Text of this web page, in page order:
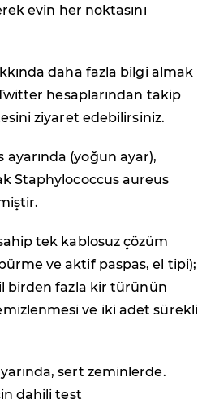
evin her noktasını
daha fazla bilgi almak
hesaplarından takip
ziyaret edebilirsiniz.
ayarında (yoğun ayar),
Staphylococcus aureus
tek kablosuz çözüm
ve aktif paspas, el tipi);
birden fazla kir türünün
ve iki adet sürekli
sert zeminlerde.
dahili test